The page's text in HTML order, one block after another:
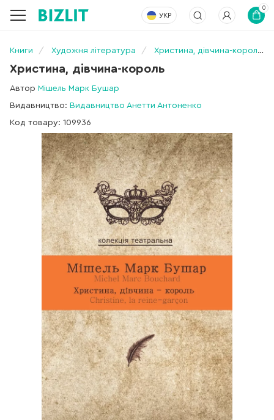
УКР
0
Книги Художня література Христина, дівчина-король
Христина, дівчина-король
Автор Мішель Марк Бушар
Видавництво: Видавництво Анетти Антоненко
Код товару: 109936